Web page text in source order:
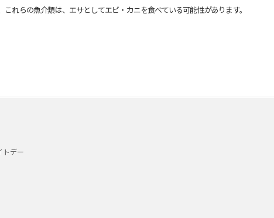
れらの魚介類は、エサとしてエビ・カニを食べている可能性があります。
トデー